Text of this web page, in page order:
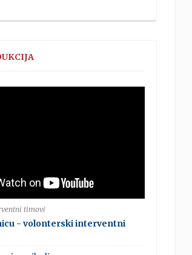
timovi
- volonterski interventni